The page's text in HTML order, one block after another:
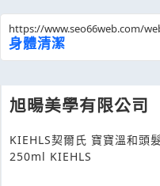
https://www.seo66web.com/
身體清潔
旭暘美學有限公司
KIEHLS契爾氏 寶寶溫和頭
250ml KIEHLS